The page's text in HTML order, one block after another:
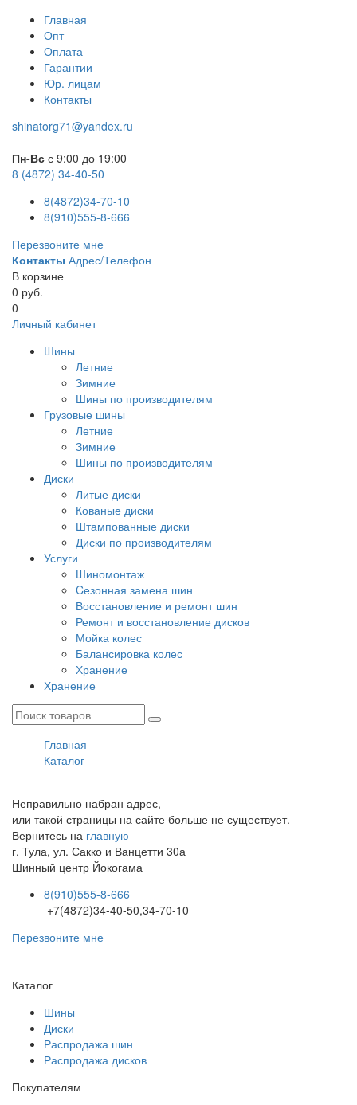
Главная
Опт
Оплата
Гарантии
Юр. лицам
Контакты
shinatorg71@yandex.ru
Пн-Вс с 9:00 до 19:00
8 (4872) 34-40-50
8(4872)34-70-10
8(910)555-8-666
Перезвоните мне
Контакты Адрес/Телефон
В корзине
0 руб.
0
Личный кабинет
Шины
Летние
Зимние
Шины по производителям
Грузовые шины
Летние
Зимние
Шины по производителям
Диски
Литые диски
Кованые диски
Штампованные диски
Диски по производителям
Услуги
Шиномонтаж
Cезонная замена шин
Восстановление и ремонт шин
Ремонт и восстановление дисков
Мойка колес
Балансировка колес
Хранение
Хранение
Главная
Каталог
Неправильно набран адрес,
или такой страницы на сайте больше не существует.
Вернитесь на главную
г. Тула, ул. Сакко и Ванцетти 30а
Шинный центр Йокогама
8(910)555-8-666
+7(4872)34-40-50,34-70-10
Перезвоните мне
Каталог
Шины
Диски
Распродажа шин
Распродажа дисков
Покупателям